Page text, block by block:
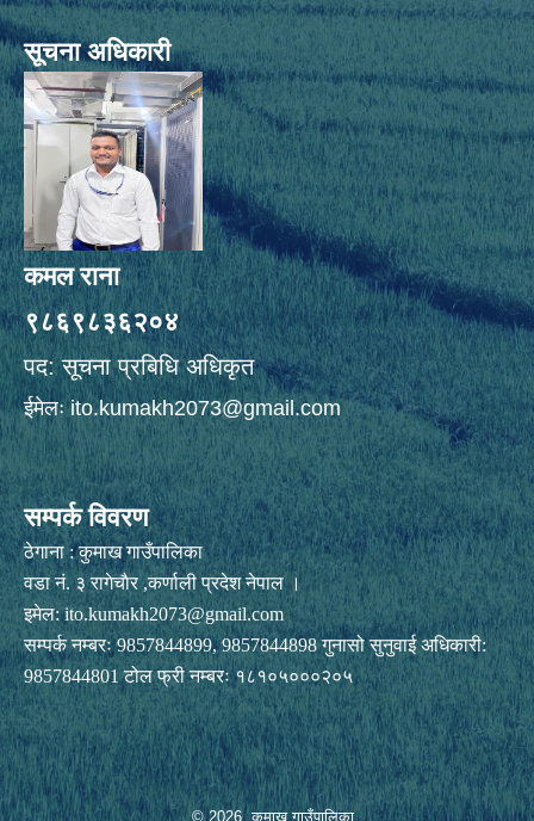
सूचना अधिकारी
कमल राना
९८६९८३६२०४
पद: सूचना प्रबिधि अधिकृत
ईमेलःito.kumakh2073@gmail.com
सम्पर्क विवरण
ठेगाना : कुमाख गाउँपालिका
वडा नं. ३ रागेचाैर ,कर्णाली प्रदेश नेपाल ।
इमेल:ito.kumakh2073@gmail.com
सम्पर्क नम्बरः 9857844899, 9857844898 गुनासो सुनुवाई अधिकारी:
9857844801 टोल फ्री नम्बरः १८१०५०००२०५
© 2026 कुमाख गाउँपालिका